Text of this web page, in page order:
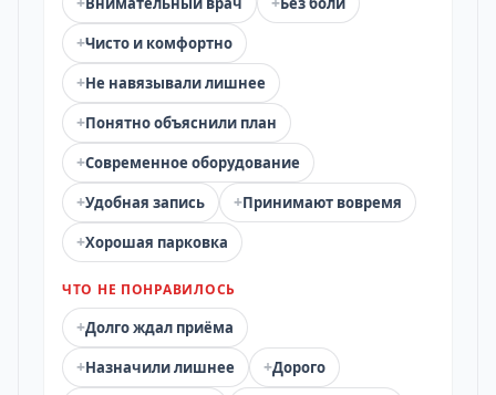
+Чисто и комфортно
+Не навязывали лишнее
+Понятно объяснили план
+Современное оборудование
+Удобная запись +Принимают вовремя
+Хорошая парковка
ЧТО НЕ ПОНРАВИЛОСЬ
+Долго ждал приёма
+Назначили лишнее +Дорого